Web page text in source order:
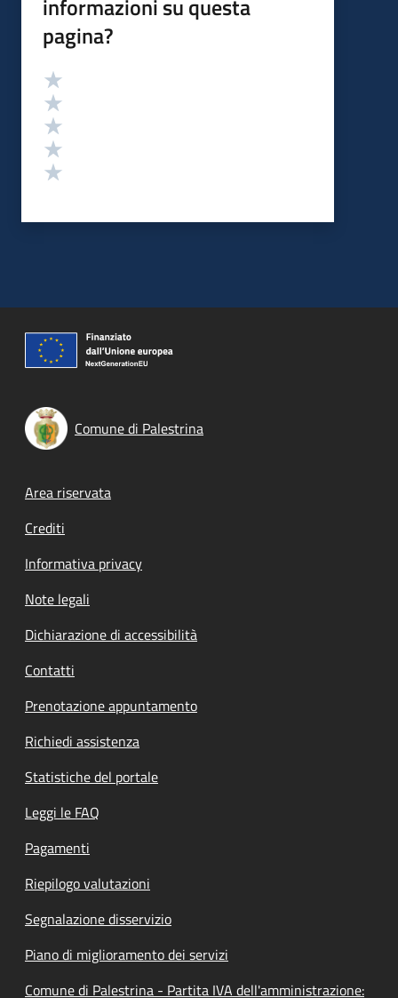
informazioni su questa
pagina?
Valutazione
Comune di Palestrina
Footer menu
Area riservata
Crediti
Informativa privacy
Note legali
Dichiarazione di accessibilità
Contatti
Prenotazione appuntamento
Richiedi assistenza
Statistiche del portale
Leggi le FAQ
Pagamenti
Riepilogo valutazioni
Segnalazione disservizio
Piano di miglioramento dei servizi
Comune di Palestrina - Partita IVA dell'amministrazione: